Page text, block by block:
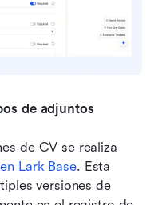
de adjuntos
de CV se realiza
Lark Base. Esta
versiones de